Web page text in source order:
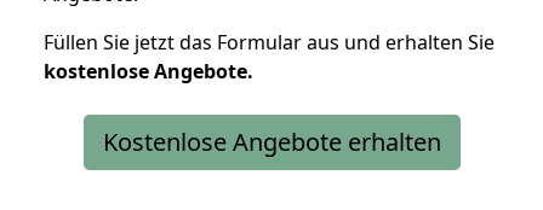
Füllen Sie jetzt das Formular aus und erhalten Sie
kostenloseAngebote.
Kostenlose Angebote erhalten